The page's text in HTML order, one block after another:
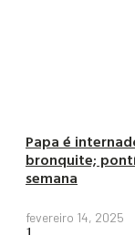
Papa é
bronquite;
semana
fevereiro 14, 2025